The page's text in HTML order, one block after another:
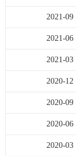
2021-09
2021-06
2021-03
2020-12
2020-09
2020-06
2020-03